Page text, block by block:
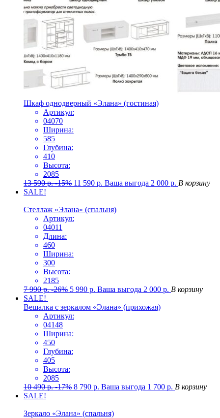
Шкаф однодверный «Элана» (гостиная)
Артикул:
04070
Ширина:
585
Глубина:
410
Высота:
2085
13 590р. -15% 11 590 р. Ваша выгода 2 000 р. В корзину
SALE!
Стеллаж «Элана» (спальня)
Артикул:
04011
Длина:
460
Ширина:
300
Высота:
2185
7 990р. -26% 5 990 р. Ваша выгода 2 000 р. В корзину
SALE!
Вешалка с зеркалом «Элана» (прихожая)
Артикул:
04148
Ширина:
450
Глубина:
405
Высота:
2085
10 490р. -17% 8 790 р. Ваша выгода 1 700 р. В корзину
SALE!
Зеркало «Элана» (спальня)